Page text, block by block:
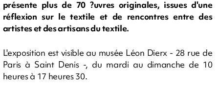
présente plus de 70 ?uvres originales, issues d'une
réflexion sur le textile et de rencontres entre des
artistes et des artisans du textile.
L'exposition est visible au musée Léon Dierx - 28 rue de
Paris à Saint Denis -, du mardi au dimanche de 10
heures à 17 heures 30.